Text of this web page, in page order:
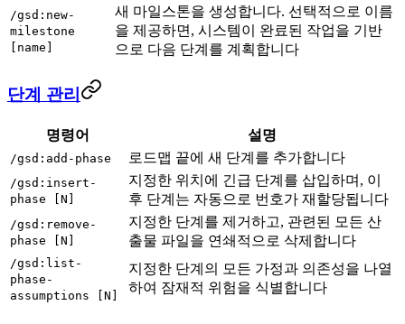
/gsd:new-
milestone
[name]
새 마일스톤을 생성합니다. 선택적으로 이름
을 제공하면, 시스템이 완료된 작업을 기반
으로 다음 단계를 계획합니다
단계 관리
명령어 설명
/gsd:add-phase 로드맵 끝에 새 단계를 추가합니다
/gsd:insert-
phase [N]
지정한 위치에 긴급 단계를 삽입하며, 이
후 단계는 자동으로 번호가 재할당됩니다
/gsd:remove-
phase [N]
지정한 단계를 제거하고, 관련된 모든 산
출물 파일을 연쇄적으로 삭제합니다
/gsd:list-
phase-
assumptions [N]
지정한 단계의 모든 가정과 의존성을 나열
하여 잠재적 위험을 식별합니다